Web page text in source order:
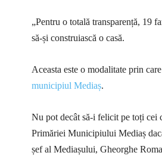
„Pentru o totală transparență, 19
să-și construiască o casă.
Aceasta este o modalitate prin
municipiul Mediaș.
Nu pot decât să-i felicit pe toți cei
Primăriei Municipiului Mediaș
șef al Mediașului, Gheorghe